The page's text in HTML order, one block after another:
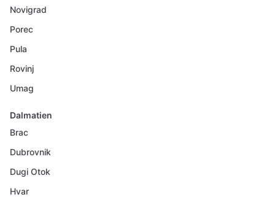
Novigrad
Porec
Pula
Rovinj
Umag
Dalmatien
Brac
Dubrovnik
Dugi Otok
Hvar